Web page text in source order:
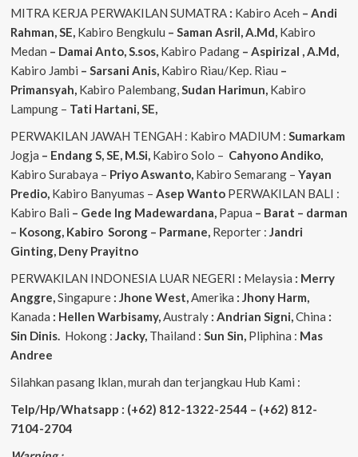
MITRA KERJA PERWAKILAN SUMATRA : Kabiro Aceh – Andi
Rahman, SE, Kabiro Bengkulu – Saman Asril, A.Md, Kabiro
Medan – Damai Anto, S.sos, Kabiro Padang– Aspirizal , A.Md,
Kabiro Jambi – Sarsani Anis, Kabiro Riau/Kep. Riau –
Primansyah, Kabiro Palembang, Sudan Harimun, Kabiro
Lampung – Tati Hartani, SE,
PERWAKILAN JAWAH TENGAH : Kabiro MADIUM : Sumarkam
Jogja – Endang S, SE, M.Si, Kabiro Solo – Cahyono Andiko,
Kabiro Surabaya – Priyo Aswanto, Kabiro Semarang – Yayan
Predio, Kabiro Banyumas – Asep WantoPERWAKILAN BALI :
Kabiro Bali – Gede Ing Madewardana, Papua – Barat – darman
– Kosong, Kabiro Sorong – Parmane, Reporter : Jandri
Ginting, Deny Prayitno
PERWAKILAN INDONESIA LUAR NEGERI : Melaysia : Merry
Anggre, Singapure: Jhone West, Amerika : Jhony Harm,
Kanada : Hellen Warbisamy, Australy : Andrian Signi, China :
Sin Dinis. Hokong : Jacky, Thailand : Sun Sin, Pliphina : Mas
Andree
Silahkan pasang Iklan, murah dan terjangkau Hub Kami :
Telp/Hp/Whatsapp : (+62) 812-1322-2544 – (+62) 812-
7104-2704